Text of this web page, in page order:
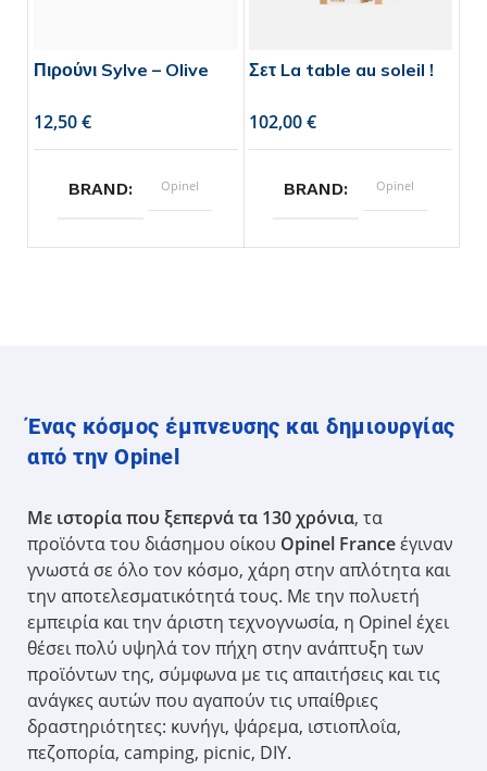
Πιρούνι Sylve – Olive
€
BRAND Opinel
Σετ La table au soleil !
€
BRAND Opinel
Ένας κόσμος έμπνευσης και δημιουργίας
από την Opinel
Με ιστορία που ξεπερνά τα 130 χρόνια, τα
προϊόντα του διάσημου οίκου Opinel Franceέγιναν
γνωστά σε όλο τον κόσμο, χάρη στην απλότητα και
την αποτελεσματικότητά τους. Με την πολυετή
εμπειρία και την άριστη τεχνογνωσία, η Opinel έχει
θέσει πολύ υψηλά τον πήχη στην ανάπτυξη των
προϊόντων της, σύμφωνα με τις απαιτήσεις και τις
ανάγκες αυτών που αγαπούν τις υπαίθριες
δραστηριότητες: κυνήγι, ψάρεμα, ιστιοπλοΐα,
πεζοπορία, camping, picnic, DIY.